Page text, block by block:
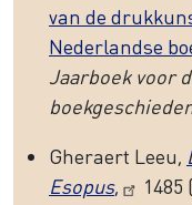
van de
Nederlandse
Jaarboek voor
Gheraert Leeu,
Esopus,
1485